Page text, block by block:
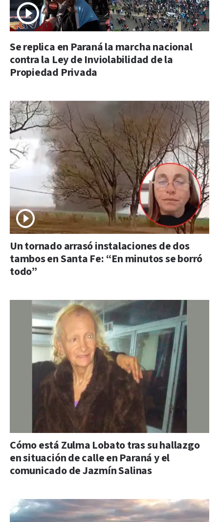
Se replica en Paraná la marcha nacional
contra la Ley de Inviolabilidad de la
Propiedad Privada
Un tornado arrasó instalaciones de dos
tambos en Santa Fe: “En minutos se borró
todo”
Cómo está Zulma Lobato tras su hallazgo
en situación de calle en Paraná y el
comunicado de Jazmín Salinas